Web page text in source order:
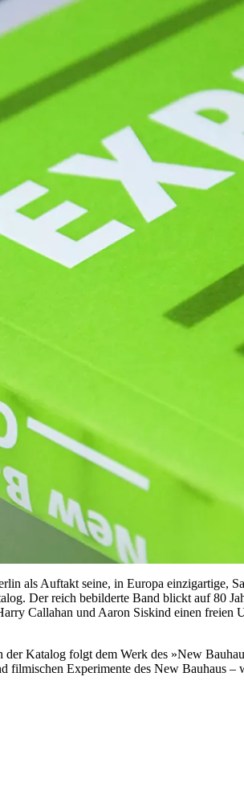
als Auftakt seine, in Europa einzigartige,
Der reich bebilderte Band blickt auf 80
Callahan und Aaron Siskind einen freien
Katalog folgt dem Werk des »New
filmischen Experimente des New Bauhaus –